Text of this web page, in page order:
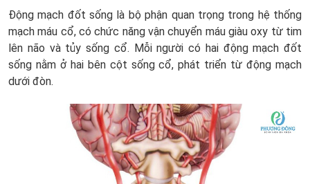
Động mạch đốt sống là bộ phận quan trọng trong hệ thống
mạch máu cổ, có chức năng vận chuyển máu giàu oxy từ tim
lên não và tủy sống cổ. Mỗi người có hai động mạch đốt
sống nằm ở hai bên cột sống cổ, phát triển từ động mạch
dưới đòn.